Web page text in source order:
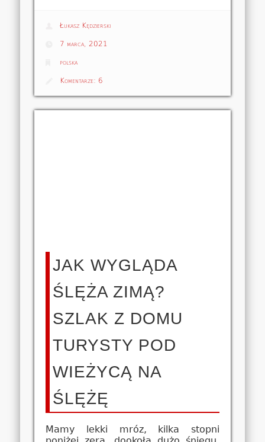
Łukasz Kędzierski
7 marca, 2021
polska
Komentarze: 6
JAK WYGLĄDA
ŚLĘŻA ZIMĄ?
SZLAK Z DOMU
TURYSTY POD
WIEŻYCĄ NA
ŚLĘŻĘ
Mamy lekki mróz, kilka stopni